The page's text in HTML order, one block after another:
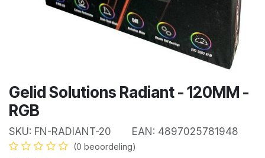
Gelid Solutions Radiant - 120MM -
RGB
SKU: FN-RADIANT-20 EAN: 4897025781948
(0 beoordeling)